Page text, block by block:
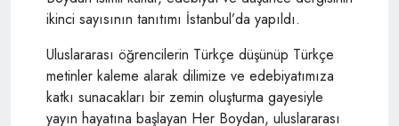
ikinci sayısının tanıtımı İstanbul’da yapıldı.
Uluslararası öğrencilerin Türkçe düşünüp Türkçe
metinler kaleme alarak dilimize ve edebiyatımıza
katkı sunacakları bir zemin oluşturma gayesiyle
yayın hayatına başlayan Her Boydan, uluslararası